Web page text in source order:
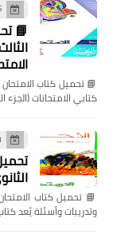
📘
كتابي الامتحانات (الجزء
الثانوي
وتدريبات وأسئلة يُعد